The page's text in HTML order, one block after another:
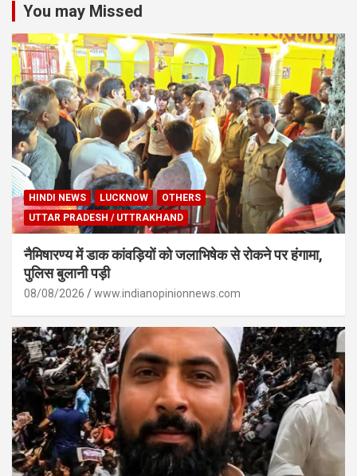
You may Missed
HINDI NEWS LUCKNOW
OTHERS
UTTAR PRADESH / UTTRAKHAND
नैमिषारण्य में डाक कांवड़ियों को जलाभिषेक से रोकने पर हंगामा,
पुलिस बुलानी पड़ी
08/08/2026 www.indianopinionnews.com